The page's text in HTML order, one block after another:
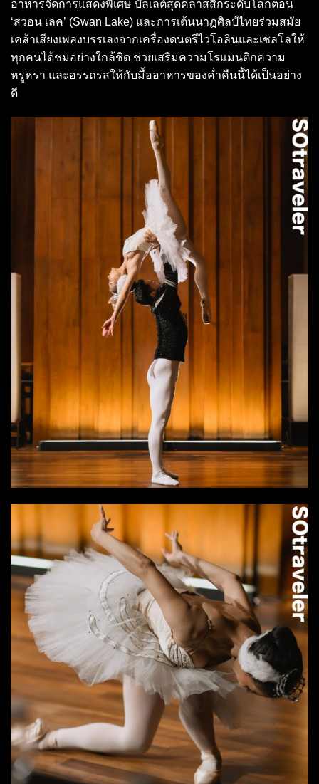
อาหารจัดการแสดงพิเศษ บัลเลต์สุดคลาสสิกระดับโลกตอน
‘สวอน เลค’ (Swan Lake) และการเต้นนาฏศิลป์ไทยร่วมสมัย
เคล้าเสียงเพลงบรรเลงจากเครื่องดนตรีไวโอลินและเชลโลให้
ทุกคนได้ชมอย่างใกล้ชิด ช่วยเสริมความโรแมนติกความ
หรูหรา และอรรถรสให้กับมื้ออาหารของค่ำคืนนี้ได้เป็นอย่าง
ดี